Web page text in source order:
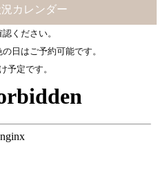
カレンダー
ください。
日はご予約可能です。
予定です。